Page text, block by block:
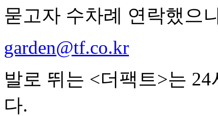
묻고자 수차례 연락했으
garden@tf.co.kr
발로 뛰는 <더팩트>는
다.